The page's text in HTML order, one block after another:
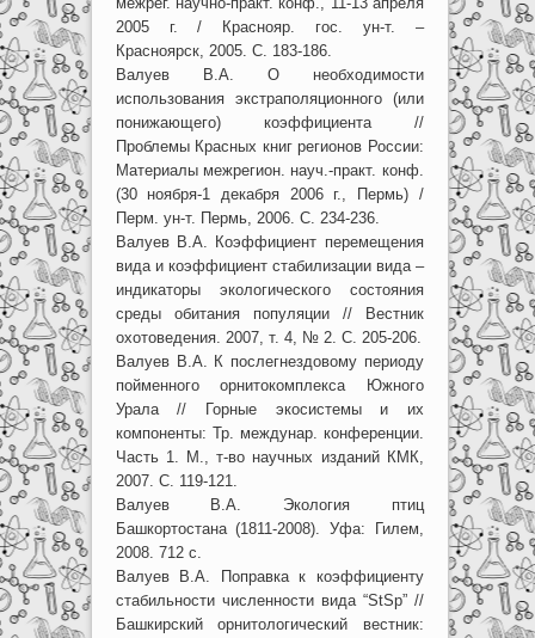
2005 г. / Краснояр. гос. ун-т. –
Красноярск, 2005. С. 183-186.
Валуев В.А. О необходимости
использования экстраполяционного (или
понижающего) коэффициента //
Проблемы Красных книг регионов России:
Материалы межрегион. науч.-практ. конф.
(30 ноября-1 декабря 2006 г., Пермь) /
Перм. ун-т. Пермь, 2006. С. 234-236.
Валуев В.А. Коэффициент перемещения
вида и коэффициент стабилизации вида –
индикаторы экологического состояния
среды обитания популяции // Вестник
охотоведения. 2007, т. 4, № 2. С. 205-206.
Валуев В.А. К послегнездовому периоду
пойменного орнитокомплекса Южного
Урала // Горные экосистемы и их
компоненты: Тр. междунар. конференции.
Часть 1. М., т-во научных изданий КМК,
2007. С. 119-121.
Валуев В.А. Экология птиц
Башкортостана (1811-2008). Уфа: Гилем,
2008. 712 с.
Валуев В.А. Поправка к коэффициенту
стабильности численности вида “StSp” //
Башкирский орнитологический вестник: